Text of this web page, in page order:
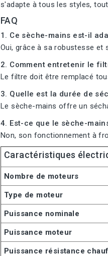
s'adapte à tous les styles,
FAQ
1. Ce sèche-mains est-il
Oui, grâce à sa robustesse et
2. Comment entretenir le
Le filtre doit être remplacé
3. Quelle est la durée de
Le sèche-mains offre un
4. Est-ce que le sèche-
Non, son fonctionnement à
Caractéristiques
Nombre de moteurs
Type de moteur
Puissance nominale
Puissance moteur
Puissance résistance